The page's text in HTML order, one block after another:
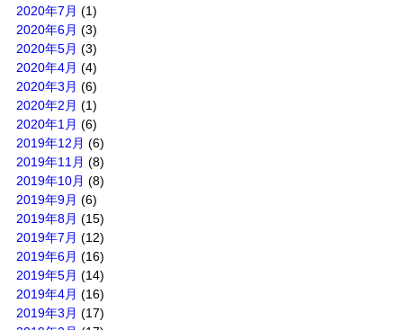
2020年7月 (1)
2020年6月 (3)
2020年5月 (3)
2020年4月 (4)
2020年3月 (6)
2020年2月 (1)
2020年1月 (6)
2019年12月 (6)
2019年11月 (8)
2019年10月 (8)
2019年9月 (6)
2019年8月 (15)
2019年7月 (12)
2019年6月 (16)
2019年5月 (14)
2019年4月 (16)
2019年3月 (17)